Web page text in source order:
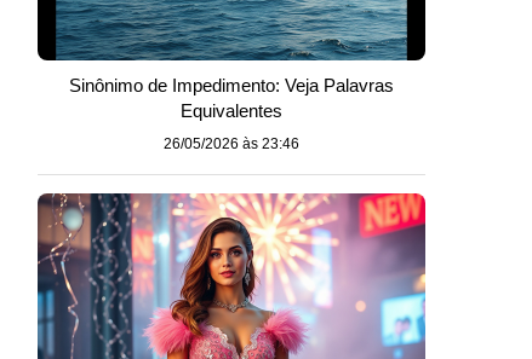
Sinônimo de Impedimento: Veja Palavras
Equivalentes
26/05/2026 às 23:46